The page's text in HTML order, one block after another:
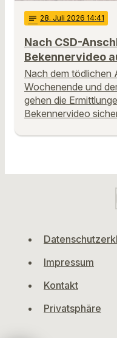
notes 28. Juli 2026 14:41
Nach CSD-
Bekennervideo
Nach dem tödlichen
Wochenende und
gehen die
Bekennervideo
Impressum
Kontakt
Privatsphäre